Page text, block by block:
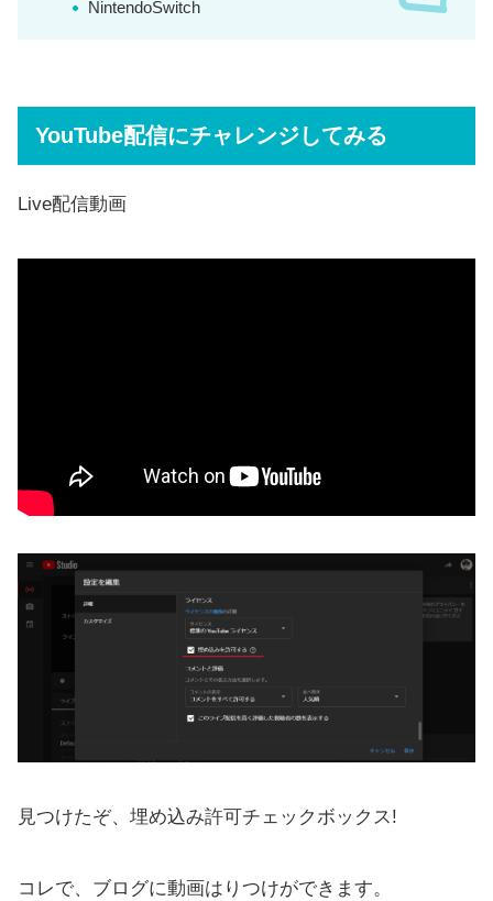
NintendoSwitch
YouTube配信にチャレンジしてみる
Live配信動画
見つけたぞ、埋め込み許可チェックボックス!
コレで、ブログに動画はりつけができます。